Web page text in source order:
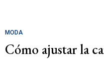
MODA
Cómo ajustar la